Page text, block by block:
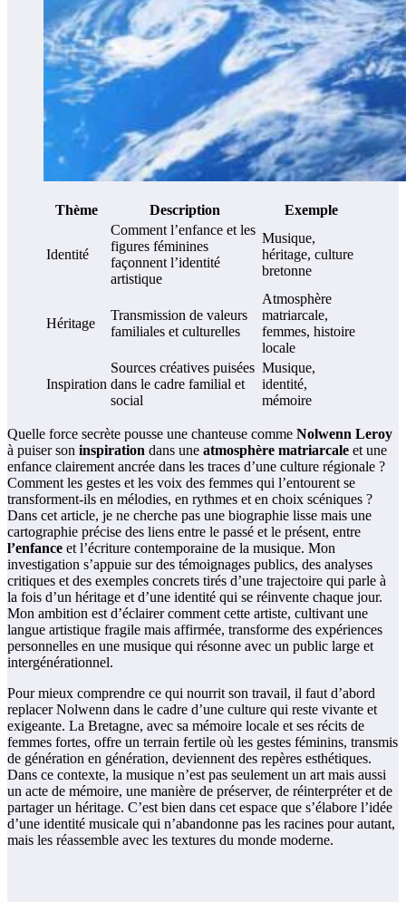
Thème Description Exemple
Identité
Comment l’enfance et les
figures féminines
façonnent l’identité
artistique
Musique,
héritage, culture
bretonne
Héritage
Transmission de valeurs
familiales et culturelles
Atmosphère
matriarcale,
femmes, histoire
locale
Inspiration
Sources créatives puisées
dans le cadre familial et
social
Musique,
identité,
mémoire
Quelle force secrète pousse une chanteuse comme Nolwenn Leroy
à puiser son inspiration dans une atmosphère matriarcale et une
enfance clairement ancrée dans les traces d’une culture régionale ?
Comment les gestes et les voix des femmes qui l’entourent se
transforment-ils en mélodies, en rythmes et en choix scéniques ?
Dans cet article, je ne cherche pas une biographie lisse mais une
cartographie précise des liens entre le passé et le présent, entre
l’enfance et l’écriture contemporaine de la musique. Mon
investigation s’appuie sur des témoignages publics, des analyses
critiques et des exemples concrets tirés d’une trajectoire qui parle à
la fois d’un héritage et d’une identité qui se réinvente chaque jour.
Mon ambition est d’éclairer comment cette artiste, cultivant une
langue artistique fragile mais affirmée, transforme des expériences
personnelles en une musique qui résonne avec un public large et
intergénérationnel.
Pour mieux comprendre ce qui nourrit son travail, il faut d’abord
replacer Nolwenn dans le cadre d’une culture qui reste vivante et
exigeante. La Bretagne, avec sa mémoire locale et ses récits de
femmes fortes, offre un terrain fertile où les gestes féminins, transmis
de génération en génération, deviennent des repères esthétiques.
Dans ce contexte, la musique n’est pas seulement un art mais aussi
un acte de mémoire, une manière de préserver, de réinterpréter et de
partager un héritage. C’est bien dans cet espace que s’élabore l’idée
d’une identité musicale qui n’abandonne pas les racines pour autant,
mais les réassemble avec les textures du monde moderne.